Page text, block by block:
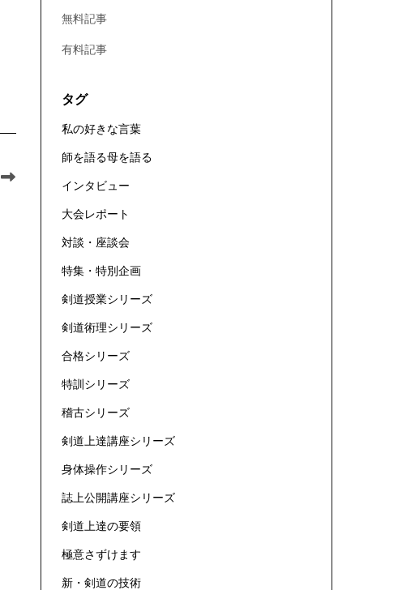
無料記事
有料記事
タグ
私の好きな言葉
師を語る母を語る
インタビュー
大会レポート
対談・座談会
特集・特別企画
剣道授業シリーズ
剣道術理シリーズ
合格シリーズ
特訓シリーズ
稽古シリーズ
剣道上達講座シリーズ
身体操作シリーズ
誌上公開講座シリーズ
剣道上達の要領
極意さずけます
新・剣道の技術